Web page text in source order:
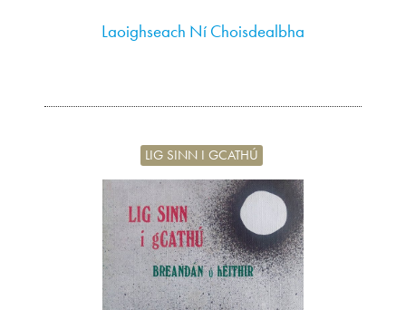
Laoighseach Ní Choisdealbha
LIG SINN I GCATHÚ